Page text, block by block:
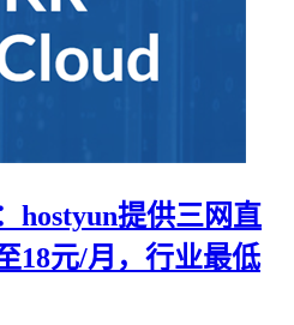
hostyun提供三网直
18元/月，行业最低